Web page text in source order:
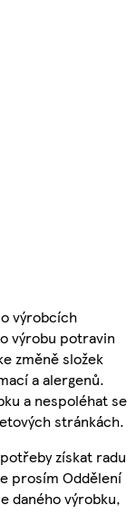
výrobcích
výrobu potravin
změně složek
a alergenů.
a nespoléhat se
stránkách.
získat radu
prosím Oddělení
daného výrobku,